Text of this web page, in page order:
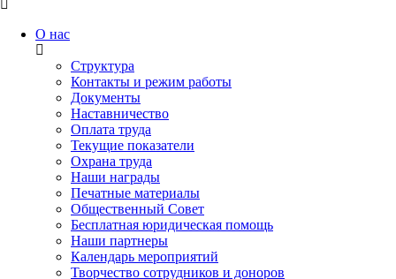
О нас
Структура
Контакты и режим работы
Документы
Наставничество
Оплата труда
Текущие показатели
Охрана труда
Наши награды
Печатные материалы
Общественный Совет
Бесплатная юридическая помощь
Наши партнеры
Календарь мероприятий
Творчество сотрудников и доноров